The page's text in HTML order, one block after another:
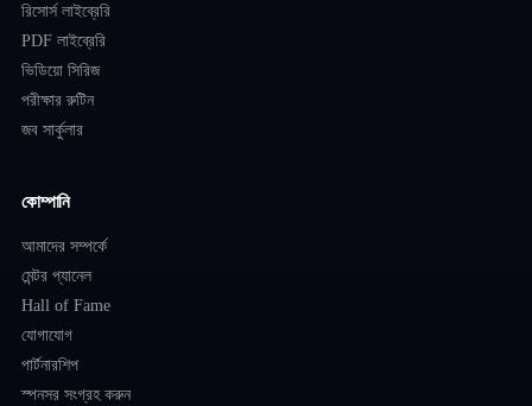
রিসোর্স লাইব্রেরি
PDF লাইব্রেরি
ভিডিয়ো সিরিজ
পরীক্ষার রুটিন
জব সার্কুলার
কোম্পানি
আমাদের সম্পর্কে
মেন্টর প্যানেল
Hall of Fame
যোগাযোগ
পার্টনারশিপ
স্পনসর সংগ্রহ করুন